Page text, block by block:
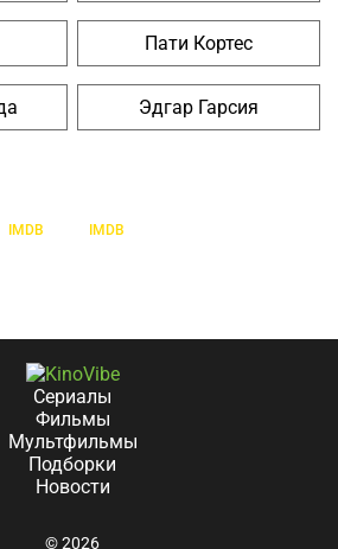
Пати Кортес
Эдгар Гарсия
IMDB IMDB
Сериалы
Фильмы
Мультфильмы
Подборки
Новости
© 2026